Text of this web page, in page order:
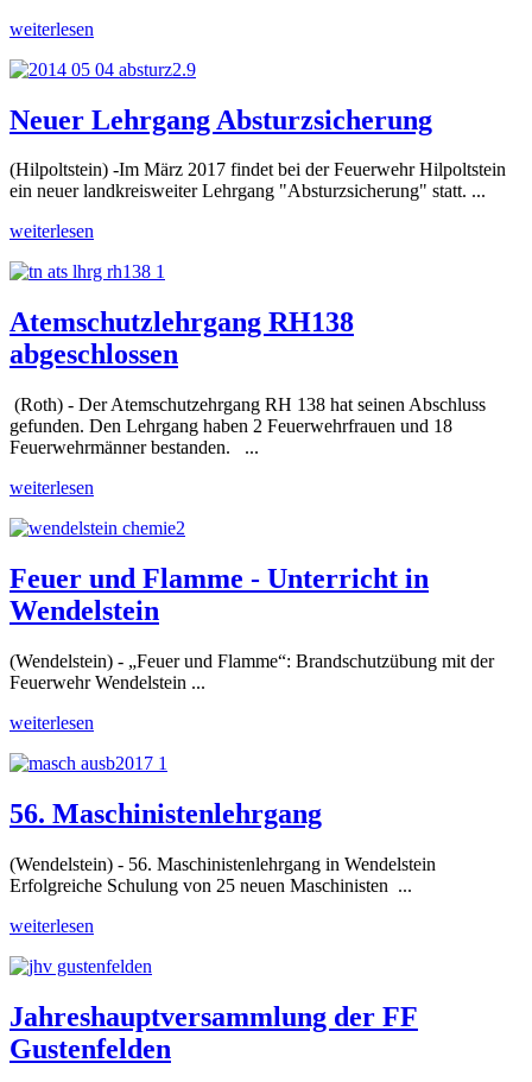
weiterlesen
Neuer Lehrgang Absturzsicherung
(Hilpoltstein) -Im März 2017 findet bei der Feuerwehr Hilpoltstein
ein neuer landkreisweiter Lehrgang "Absturzsicherung" statt. ...
weiterlesen
Atemschutzlehrgang RH138
abgeschlossen
(Roth) - Der Atemschutzehrgang RH 138 hat seinen Abschluss
gefunden. Den Lehrgang haben 2 Feuerwehrfrauen und 18
Feuerwehrmänner bestanden. ...
weiterlesen
Feuer und Flamme - Unterricht in
Wendelstein
(Wendelstein) - „Feuer und Flamme“: Brandschutzübung mit der
Feuerwehr Wendelstein ...
weiterlesen
56. Maschinistenlehrgang
(Wendelstein) - 56. Maschinistenlehrgang in Wendelstein
Erfolgreiche Schulung von 25 neuen Maschinisten ...
weiterlesen
Jahreshauptversammlung der FF
Gustenfelden